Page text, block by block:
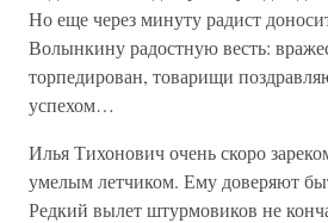
Но еще через минуту радист
Волынкину радостную весть:
торпедирован, товарищи
успехом…
Илья Тихонович очень скоро
умелым летчиком. Ему доверяют
Редкий вылет штурмовиков не